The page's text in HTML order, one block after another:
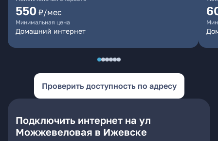
550 ₽/мес
Минимальная цена
Домашний интернет
Проверить доступность по адресу
Подключить интернет на ул
Можжевеловая в Ижевске